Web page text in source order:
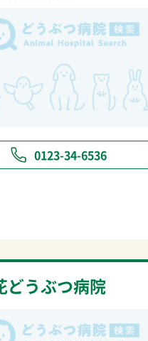
0123-34-6536
どうぶつ病院